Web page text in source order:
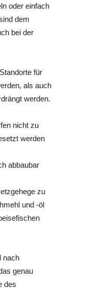
oder einfach
dem
bei der
für
als auch
werden.
nicht zu
werden
abbaubar
zu
und -öl
nach
genau
des